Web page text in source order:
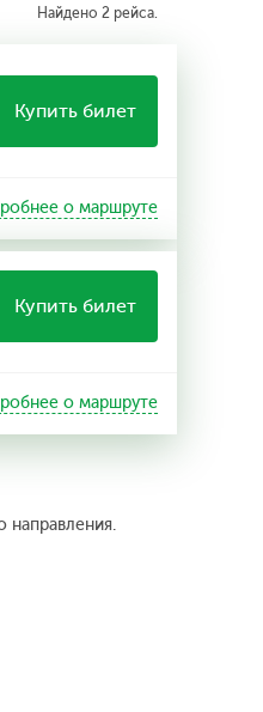
Найдено 2 рейса.
Купить билет
о маршруте
Купить билет
о маршруте
направления.